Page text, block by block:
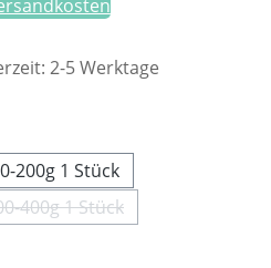
2-5 Werktage
200g 1 Stück
nicht verfügbar.)
400g 1 Stück
(Diese Option ist zurzeit
nicht verfügbar.)